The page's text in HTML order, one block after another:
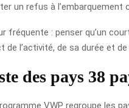
un refus à l’embarquement
fréquente : penser qu’un
de l’activité, de sa durée et
des pays 38
VWP regroupe les